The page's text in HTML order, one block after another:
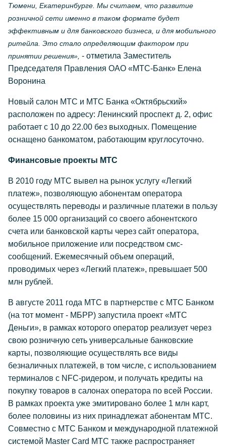
Тюмени, Екатеринбурге. Мы считаем, что развитие
розничной сети именно в таком формате будет
эффективным и для банковского бизнеса, и для мобильного
ритейла. Это стало определяющим фактором при
принятии решения», - отметила Заместитель
Председателя Правления ОАО «МТС-Банк» Елена
Воронина
Новый салон МТС и МТС Банка «Октябрьский»
расположен по адресу: Ленинский проспект д. 2, офис
работает с 10 до 22.00 без выходных. Помещение
оснащено банкоматом, работающим круглосуточно.
Финансовые проекты МТС
В 2010 году МТС вывел на рынок услугу «Легкий
платеж», позволяющую абонентам оператора
осуществлять переводы и различные платежи в пользу
более 15 000 организаций со своего абонентского
счета или банковской карты через сайт оператора,
мобильное приложение или посредством смс-
сообщений. Ежемесячный объем операций,
проводимых через «Легкий платеж», превышает 500
млн рублей.
В августе 2011 года МТС в партнерстве с МТС Банком
(на тот момент - МБРР) запустила проект «МТС
Деньги», в рамках которого оператор реализует через
свою розничную сеть универсальные банковские
карты, позволяющие осуществлять все виды
безналичных платежей, в том числе, с использованием
терминалов с NFC-ридером, и получать кредиты на
покупку товаров в салонах оператора по всей России.
В рамках проекта уже эмитировано более 1 млн карт,
более половины из них принадлежат абонентам МТС.
Совместно с МТС Банком и международной платежной
системой Master Card МТС также распространяет